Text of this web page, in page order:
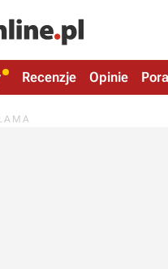
Recenzje Opinie